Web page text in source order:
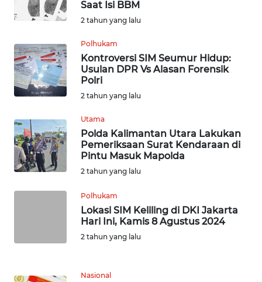
Saat Isi BBM
2 tahun yang lalu
Polhukam
Kontroversi SIM Seumur Hidup:
Usulan DPR Vs Alasan Forensik
Polri
2 tahun yang lalu
Utama
Polda Kalimantan Utara Lakukan
Pemeriksaan Surat Kendaraan di
Pintu Masuk Mapolda
2 tahun yang lalu
Polhukam
Lokasi SIM Keliling di DKI Jakarta
Hari Ini, Kamis 8 Agustus 2024
2 tahun yang lalu
Nasional
Wahana
Regional
WN
SUMUT
WN
JAKARTA
WN
JABAR